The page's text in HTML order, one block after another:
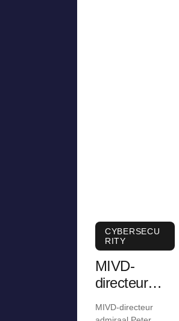
CYBERSECU
RITY
MIVD-
directeur
jarenlang te
MIVD-directeur